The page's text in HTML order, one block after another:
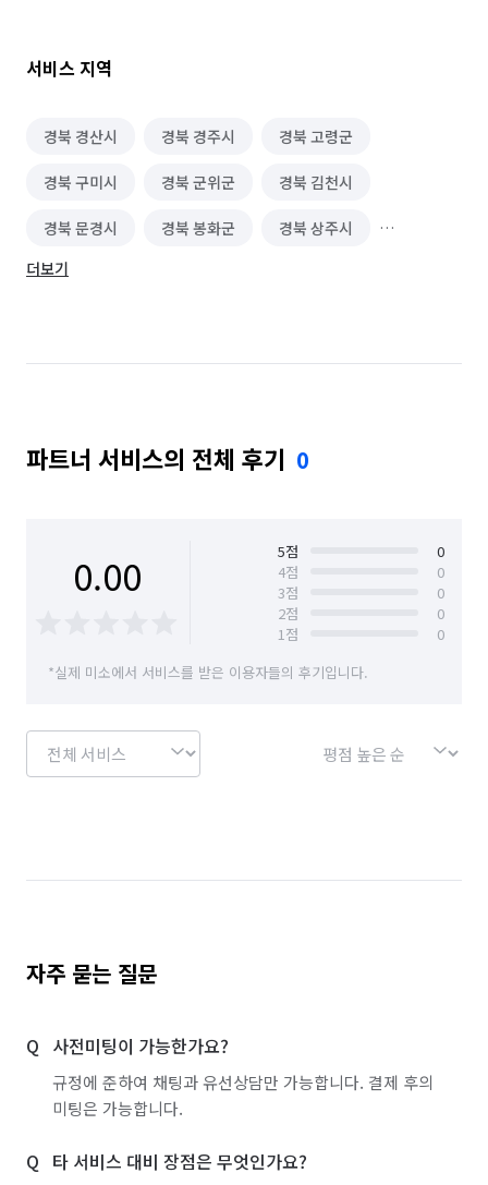
서비스 지역
경북 경산시 경북 경주시 경북 고령군
경북 구미시 경북 군위군 경북 김천시
경북 문경시 경북 봉화군 경북 상주시
경북 성주군
경북 예천군 경북 울릉군 경북 울진군
경북 칠곡군 경북 포항시 남구
대구 서구
대구 중구
더보기
파트너 서비스의 전체 후기 0
0.00 5점
0
4점
0
3점
0
2점
0
1점
0
*실제 미소에서 서비스를 받은 이용자들의 후기입니다.
자주 묻는 질문
사전미팅이 가능한가요?
규정에 준하여 채팅과 유선상담만 가능합니다. 결제 후의
미팅은 가능합니다.
타 서비스 대비 장점은 무엇인가요?